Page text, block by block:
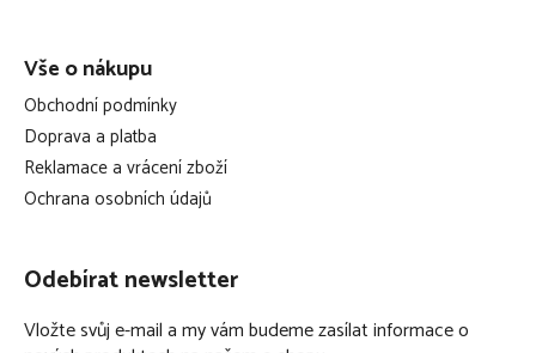
Vše o nákupu
Obchodní podmínky
Doprava a platba
Reklamace a vrácení zboží
Ochrana osobních údajů
Odebírat newsletter
Vložte svůj e-mail a my vám budeme zasílat informace o